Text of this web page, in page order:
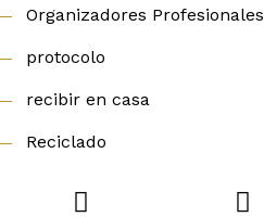
Organizadores Profesionales
protocolo
recibir en casa
Reciclado